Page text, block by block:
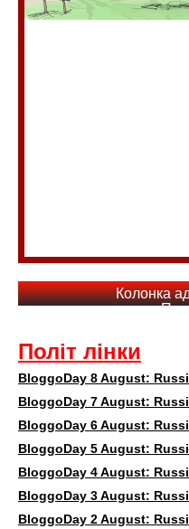
Колонка
Політ лінки
BloggoDay 8 August:
BloggoDay 7 August:
BloggoDay 6 August:
BloggoDay 5 August:
BloggoDay 4 August:
BloggoDay 3 August:
BloggoDay 2 August: